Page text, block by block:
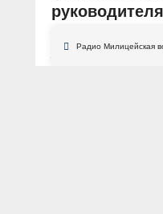
Радио Милицейская